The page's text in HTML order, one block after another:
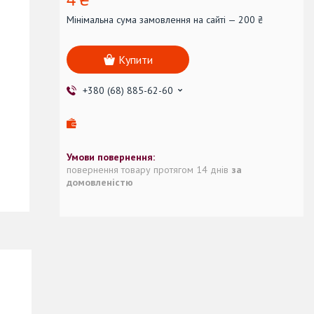
Мінімальна сума замовлення на сайті — 200 ₴
Купити
+380 (68) 885-62-60
повернення товару протягом 14 днів за
домовленістю